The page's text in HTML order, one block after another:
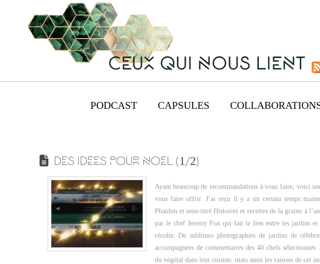
PODCAST CAPSULES
DES IDEES POUR NOEL (1/2)
Ayant beaucoup de recommandations à vous faire, voici
vous faire offrir. J’ai reçu il y a un certain temps
Phaidon et sous-titré Histoires et recettes de la graine à
par le chef Jeremy Fox qui fait le lien entre les jardins et
récolte. De sublimes photographies de jardins de
accompagnées de commentaires des 40 chefs
du végétal dans leur cuisine, mais aussi les raisons de cet